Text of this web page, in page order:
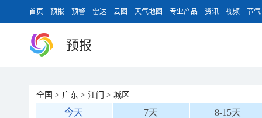
首页 预报 预警 雷达 云图 天气地图 专业产品 资讯 视频 节气
预报
全国 > 广东 > 江门 > 城区
今天 7天 8-15天